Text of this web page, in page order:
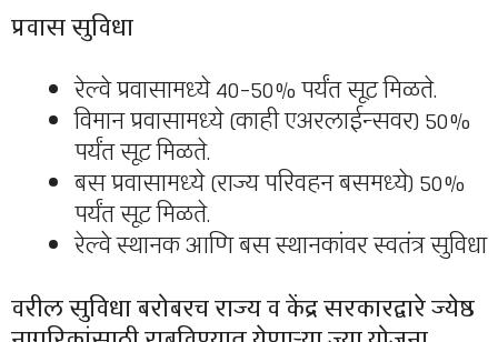
प्रवास सुविधा
रेल्वे प्रवासामध्ये 40-50% पर्यंत सूट मिळते.
विमान प्रवासामध्ये (काही एअरलाईन्सवर) 50%
पर्यंत सूट मिळते.
बस प्रवासामध्ये (राज्य परिवहन बसमध्ये) 50%
पर्यंत सूट मिळते.
रेल्वे स्थानक आणि बस स्थानकांवर स्वतंत्र सुविधा
वरील सुविधा बरोबरच राज्य व केंद्र सरकारद्वारे ज्येष्ठ